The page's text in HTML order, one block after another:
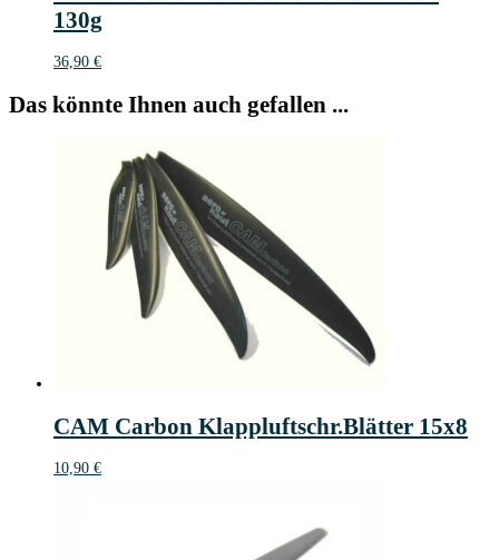
130g
36,90 €
Das könnte Ihnen auch gefallen ...
CAM Carbon Klappluftschr.Blätter 15x8
10,90 €